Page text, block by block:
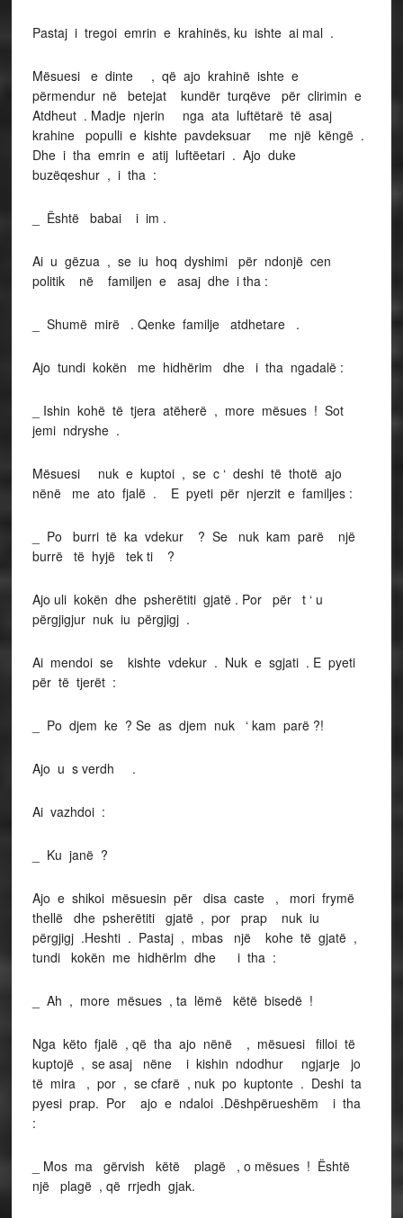
Pastaj i tregoi emrin e krahinës, ku ishte ai mal .
Mësuesi e dinte , që ajo krahinë ishte e
përmendur në betejat kundër turqëve për clirimin e
Atdheut . Madje njerin nga ata luftëtarë të asaj
krahine populli e kishte pavdeksuar me një këngë .
Dhe i tha emrin e atij luftëetari . Ajo duke
buzëqeshur , i tha :
_ Është babai i im .
Ai u gëzua , se iu hoq dyshimi për ndonjë cen
politik në familjen e asaj dhe i tha :
_ Shumë mirë . Qenke familje atdhetare .
Ajo tundi kokën me hidhërim dhe i tha ngadalë :
_ Ishin kohë të tjera atëherë , more mësues ! Sot
jemi ndryshe .
Mësuesi nuk e kuptoi , se c ‘ deshi të thotë ajo
nënë me ato fjalë . E pyeti për njerzit e familjes :
_ Po burri të ka vdekur ? Se nuk kam parë një
burrë të hyjë tek ti ?
Ajo uli kokën dhe psherëtiti gjatë . Por për t ‘ u
përgjigjur nuk iu përgjigj .
Ai mendoi se kishte vdekur . Nuk e sgjati . E pyeti
për të tjerët :
_ Po djem ke ? Se as djem nuk ‘ kam parë ?!
Ajo u s verdh .
Ai vazhdoi :
_ Ku janë ?
Ajo e shikoi mësuesin për disa caste , mori frymë
thellë dhe psherëtiti gjatë , por prap nuk iu
përgjigj .Heshti . Pastaj , mbas një kohe të gjatë ,
tundi kokën me hidhërlm dhe i tha :
_ Ah , more mësues , ta lëmë këtë bisedë !
Nga këto fjalë , që tha ajo nënë , mësuesi filloi të
kuptojë , se asaj nëne i kishin ndodhur ngjarje jo
të mira , por , se cfarë , nuk po kuptonte . Deshi ta
pyesi prap. Por ajo e ndaloi .Dëshpërueshëm i tha
:
_ Mos ma gërvish këtë plagë , o mësues ! Është
një plagë , që rrjedh gjak.